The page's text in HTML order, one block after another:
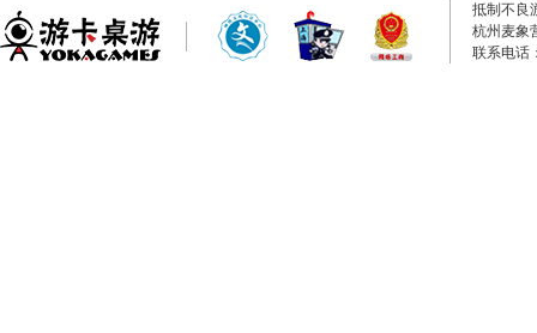
抵制不良
杭州麦象
联系电话